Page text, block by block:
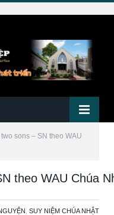
sons – SN theo WAU
theo WAU Chúa
SUY NIỆM CHÚA NHẬT